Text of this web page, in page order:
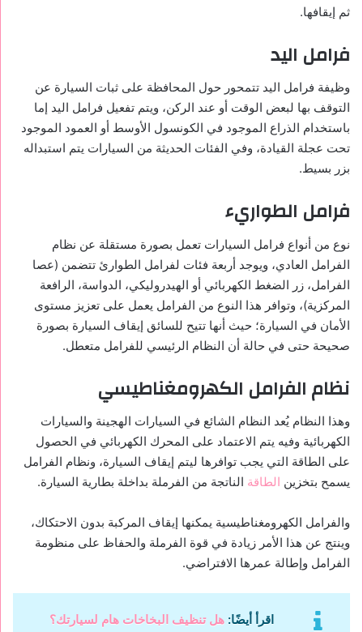
ثم إيقافها.
فرامل اليد
وظيفة فرامل اليد تتمحور حول المحافظة على ثبات السيارة عن
التوقف بها لبعض الوقت أو عند الركن، ويتم تفعيل فرامل اليد إما
باستخدام الذراع الموجود في الكونسول الأوسط أو العمود الموجود
تحت عجلة القيادة، وفي الفئات الحديثة من السيارات يتم استبداله
بزر بسيط.
فرامل الطواريء
نوع من أنواع فرامل السيارات تعمل بصورة مستقلة عن نظام
الفرامل العادي، ويوجد أربعة فئات لفرامل الطوارئ تتضمن (عصا
الفرامل، زر الضغط الكهربائي أو الهيدروليكي، الدواسة، الرافعة
المركزية)، وتوافر هذا النوع من الفرامل يعمل على تعزيز مستوى
الأمان في السيارة؛ حيث أنها تتيح للسائق إيقاف السيارة بصورة
صحيحة حتى في حالة أن النظام الرئيسي للفرامل متعطل.
نظام الفرامل الكهرومغناطيسي
وهذا النظام يُعد النظام الشائع في السيارات الهجينة والسيارات
الكهربائية وفيه يتم الاعتماد على المحرك الكهربائي في الحصول
على الطاقة التي يجب توافرها ليتم إيقاف السيارة، ونظام الفرامل
يسمح بتخزين الطاقة الناتجة من الفرملة بداخلة بطارية السيارة.
والفرامل الكهرومغناطيسية يمكنها إيقاف المركبة بدون الاحتكاك،
وينتج عن هذا الأمر زيادة في قوة الفرملة والحفاظ على منظومة
الفرامل وإطالة عمرها الافتراضي.
اقرأ أيضًا:هل تنظيف البخاخات هام لسيارتك؟